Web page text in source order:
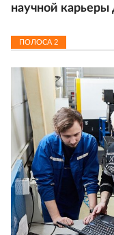
научной
ПОЛОСА2